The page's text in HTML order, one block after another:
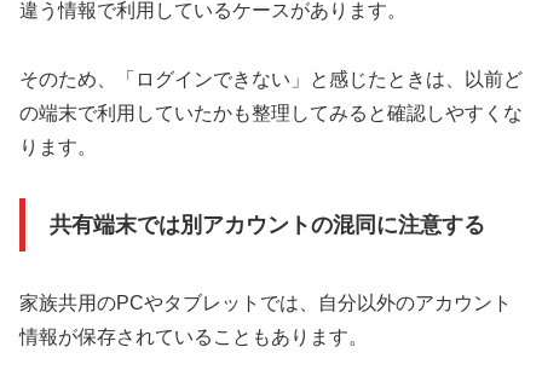
違う情報で利用しているケースがあります。
そのため、「ログインできない」と感じたときは、以前ど
の端末で利用していたかも整理してみると確認しやすくな
ります。
共有端末では別アカウントの混同に注意する
家族共用のPCやタブレットでは、自分以外のアカウント
情報が保存されていることもあります。